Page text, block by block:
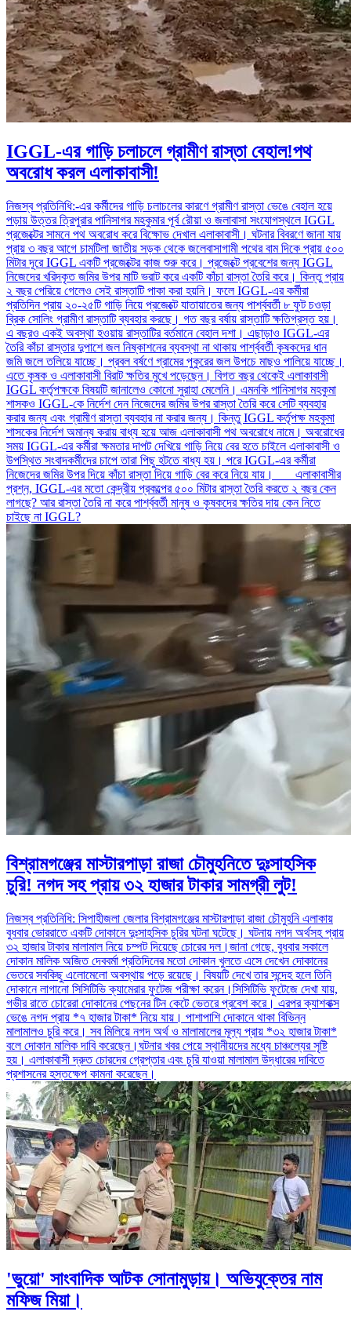
IGGL-এর গাড়ি চলাচলে গ্রামীণ রাস্তা বেহাল!পথ
অবরোধ করল এলাকাবাসী!
নিজস্ব প্রতিনিধি:-এর কর্মীদের গাড়ি চলাচলের কারণে গ্রামীণ রাস্তা ভেঙে বেহাল হয়ে
পড়ায় উত্তর ত্রিপুরার পানিসাগর মহকুমার পূর্ব রৌয়া ও জলাবাসা সংযোগস্থলে IGGL
প্রজেক্টের সামনে পথ অবরোধ করে বিক্ষোভ দেখাল এলাকাবাসী। ঘটনার বিবরণে জানা যায়
প্রায় ৩ বছর আগে চামটিলা জাতীয় সড়ক থেকে জলেবাসাগামী পথের বাম দিকে প্রায় ৫০০
মিটার দূরে IGGL একটি প্রজেক্টের কাজ শুরু করে। প্রজেক্টে প্রবেশের জন্য IGGL
নিজেদের খরিদকৃত জমির উপর মাটি ভরাট করে একটি কাঁচা রাস্তা তৈরি করে। কিন্তু প্রায়
২ বছর পেরিয়ে গেলেও সেই রাস্তাটি পাকা করা হয়নি। ফলে IGGL-এর কর্মীরা
প্রতিদিন প্রায় ২০-২৫টি গাড়ি নিয়ে প্রজেক্টে যাতায়াতের জন্য পার্শ্ববর্তী ৮ ফুট চওড়া
ব্রিক সোলিং গ্রামীণ রাস্তাটি ব্যবহার করছে। গত বছর বর্ষায় রাস্তাটি ক্ষতিগ্রস্ত হয়।
এ বছরও একই অবস্থা হওয়ায় রাস্তাটির বর্তমানে বেহাল দশা। এছাড়াও IGGL-এর
তৈরি কাঁচা রাস্তার দুপাশে জল নিষ্কাশনের ব্যবস্থা না থাকায় পার্শ্ববর্তী কৃষকদের ধান
জমি জলে তলিয়ে যাচ্ছে। প্রবল বর্ষণে গ্রামের পুকুরের জল উপচে মাছও পালিয়ে যাচ্ছে।
এতে কৃষক ও এলাকাবাসী বিরাট ক্ষতির মুখে পড়েছেন। বিগত বছর থেকেই এলাকাবাসী
IGGL কর্তৃপক্ষকে বিষয়টি জানালেও কোনো সুরাহা মেলেনি। এমনকি পানিসাগর মহকুমা
শাসকও IGGL-কে নির্দেশ দেন নিজেদের জমির উপর রাস্তা তৈরি করে সেটি ব্যবহার
করার জন্য এবং গ্রামীণ রাস্তা ব্যবহার না করার জন্য। কিন্তু IGGL কর্তৃপক্ষ মহকুমা
শাসকের নির্দেশ অমান্য করায় বাধ্য হয়ে আজ এলাকাবাসী পথ অবরোধে নামে। অবরোধের
সময় IGGL-এর কর্মীরা ক্ষমতার দাপট দেখিয়ে গাড়ি নিয়ে বের হতে চাইলে এলাকাবাসী ও
উপস্থিত সংবাদকর্মীদের চাপে তারা পিছু হটতে বাধ্য হয়। পরে IGGL-এর কর্মীরা
নিজেদের জমির উপর দিয়ে কাঁচা রাস্তা দিয়ে গাড়ি বের করে নিয়ে যায়। এলাকাবাসীর
প্রশ্ন, IGGL-এর মতো কেন্দ্রীয় প্রকল্পের ৫০০ মিটার রাস্তা তৈরি করতে ২ বছর কেন
লাগছে? আর রাস্তা তৈরি না করে পার্শ্ববর্তী মানুষ ও কৃষকদের ক্ষতির দায় কেন নিতে
চাইছে না IGGL?
বিশ্রামগঞ্জের মাস্টারপাড়া রাজা চৌমুহনিতে দুঃসাহসিক
চুরি! নগদ সহ প্রায় ৩২ হাজার টাকার সামগ্রী লুট!
নিজস্ব প্রতিনিধি: সিপাহীজলা জেলার বিশ্রামগঞ্জের মাস্টারপাড়া রাজা চৌমুহনি এলাকায়
বুধবার ভোররাতে একটি দোকানে দুঃসাহসিক চুরির ঘটনা ঘটেছে। ঘটনায় নগদ অর্থসহ প্রায়
৩২ হাজার টাকার মালামাল নিয়ে চম্পট দিয়েছে চোরের দল।জানা গেছে, বুধবার সকালে
দোকান মালিক অজিত দেববর্মা প্রতিদিনের মতো দোকান খুলতে এসে দেখেন দোকানের
ভেতরে সবকিছু এলোমেলো অবস্থায় পড়ে রয়েছে। বিষয়টি দেখে তার সন্দেহ হলে তিনি
দোকানে লাগানো সিসিটিভি ক্যামেরার ফুটেজ পরীক্ষা করেন।সিসিটিভি ফুটেজে দেখা যায়,
গভীর রাতে চোরেরা দোকানের পেছনের টিন কেটে ভেতরে প্রবেশ করে। এরপর ক্যাশবাক্স
ভেঙে নগদ প্রায় *৭ হাজার টাকা* নিয়ে যায়। পাশাপাশি দোকানে থাকা বিভিন্ন
মালামালও চুরি করে। সব মিলিয়ে নগদ অর্থ ও মালামালের মূল্য প্রায় *৩২ হাজার টাকা*
বলে দোকান মালিক দাবি করেছেন।ঘটনার খবর পেয়ে স্থানীয়দের মধ্যে চাঞ্চল্যের সৃষ্টি
হয়। এলাকাবাসী দ্রুত চোরদের গ্রেপ্তার এবং চুরি যাওয়া মালামাল উদ্ধারের দাবিতে
প্রশাসনের হস্তক্ষেপ কামনা করেছেন।
'ভুয়ো' সাংবাদিক আটক সোনামুড়ায়। অভিযুক্তের নাম
মফিজ মিয়া।